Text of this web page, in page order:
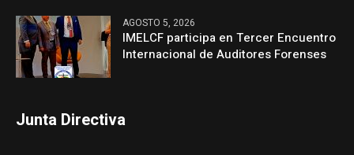
AGOSTO 5, 2026
IMELCF participa en Tercer Encuentro
Internacional de Auditores Forenses
Junta Directiva